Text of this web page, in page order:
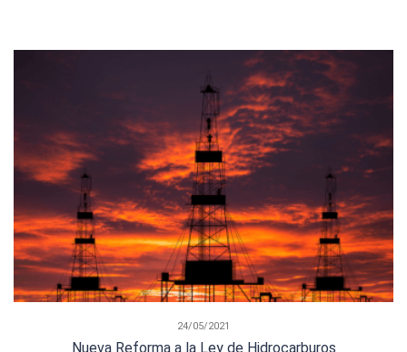
24/05/2021
Nueva Reforma a la Ley de Hidrocarburos